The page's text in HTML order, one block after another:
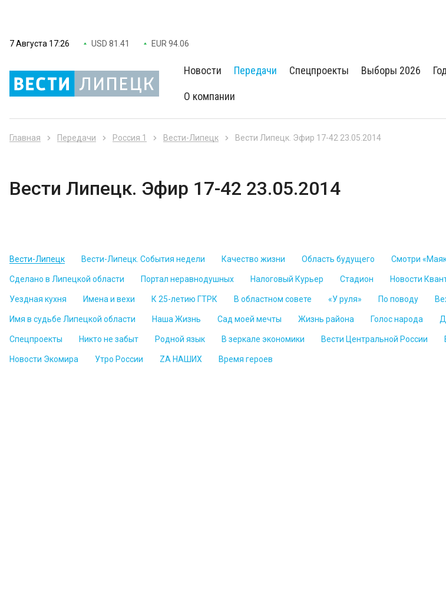
7 Августа 17:26 USD 81.41 EUR 94.06
Новости Передачи Спецпроекты Выборы 2026
О компании
Главная Передачи Россия 1 Вести-Липецк Вести Липецк. Эфир 17-42 23.05.2014
Вести Липецк. Эфир 17-42 23.05.2014
Вести-Липецк Вести-Липецк. События недели Качество жизни Область будущего Смотри
Сделано в Липецкой области Портал неравнодушных Налоговый Курьер Стадион Новости
Уездная кухня Имена и вехи К 25-летию ГТРК В областном совете «У руля» По поводу
Имя в судьбе Липецкой области Наша Жизнь Сад моей мечты Жизнь района Голос народа
Спецпроекты Никто не забыт Родной язык В зеркале экономики Вести Центральной России
Новости Экомира Утро России ZА НАШИХ Время героев